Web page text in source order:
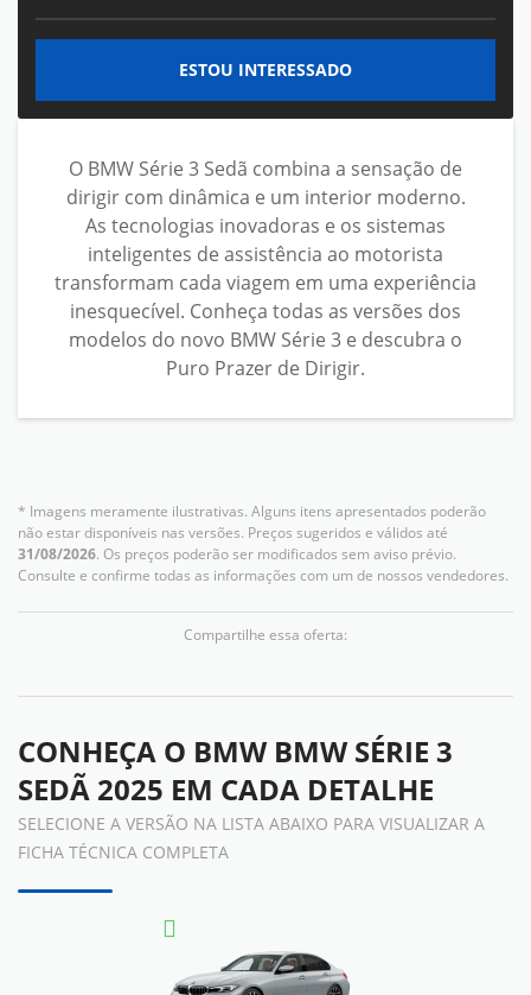
O BMW Série 3 Sedã combina a sensação de
dirigir com dinâmica e um interior moderno.
As tecnologias inovadoras e os sistemas
inteligentes de assistência ao motorista
transformam cada viagem em uma experiência
inesquecível. Conheça todas as versões dos
modelos do novo BMW Série 3 e descubra o
Puro Prazer de Dirigir.
* Imagens meramente ilustrativas. Alguns itens apresentados poderão
não estar disponíveis nas versões. Preços sugeridos e válidos até
31/08/2026. Os preços poderão ser modificados sem aviso prévio.
Consulte e confirme todas as informações com um de nossos vendedores.
Compartilhe essa oferta:
ESTOU INTERESSADO
CONHEÇA O BMW BMW SÉRIE 3
SEDÃ 2025 EM CADA DETALHE
SELECIONE A VERSÃO NA LISTA ABAIXO PARA VISUALIZAR A
FICHA TÉCNICA COMPLETA